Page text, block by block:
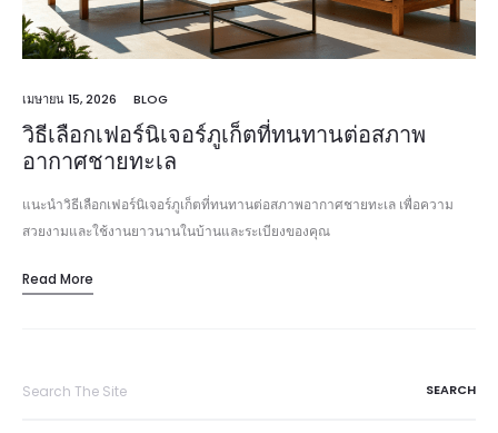
เมษายน 15, 2026 BLOG
วิธีเลือกเฟอร์นิเจอร์ภูเก็ตที่ทนทานต่อสภาพ
อากาศชายทะเล
แนะนำวิธีเลือกเฟอร์นิเจอร์ภูเก็ตที่ทนทานต่อสภาพอากาศชายทะเล เพื่อความ
สวยงามและใช้งานยาวนานในบ้านและระเบียงของคุณ
Read More